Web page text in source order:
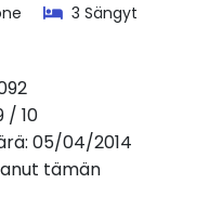
3 Sängyt
/ 10
05/04/2014
tämän